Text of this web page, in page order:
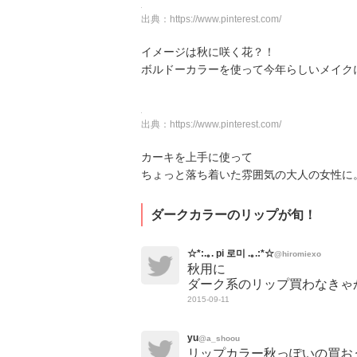
出典： https://www.pinterest.com/
イメージは秋に咲く花？！
ボルドーカラーを使って今年らしいメイク
出典： https://www.pinterest.com/
カーキを上手に使って
ちょっと落ち着いた雰囲気の大人の女性に。
ダークカラーのリップが旬！
☆*:.｡. pi 로미 .｡.:*☆@hiromiexo
秋用に
ダーク系のリップ買わなきゃ
2015-09-11
yu@a_shoou
リップカラー秋っぽいの買お